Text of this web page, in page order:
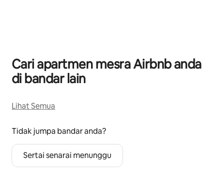
Cari apartmen mesra Airbnb anda
di bandar lain
Lihat Semua
Tidak jumpa bandar anda?
Sertai senarai menunggu